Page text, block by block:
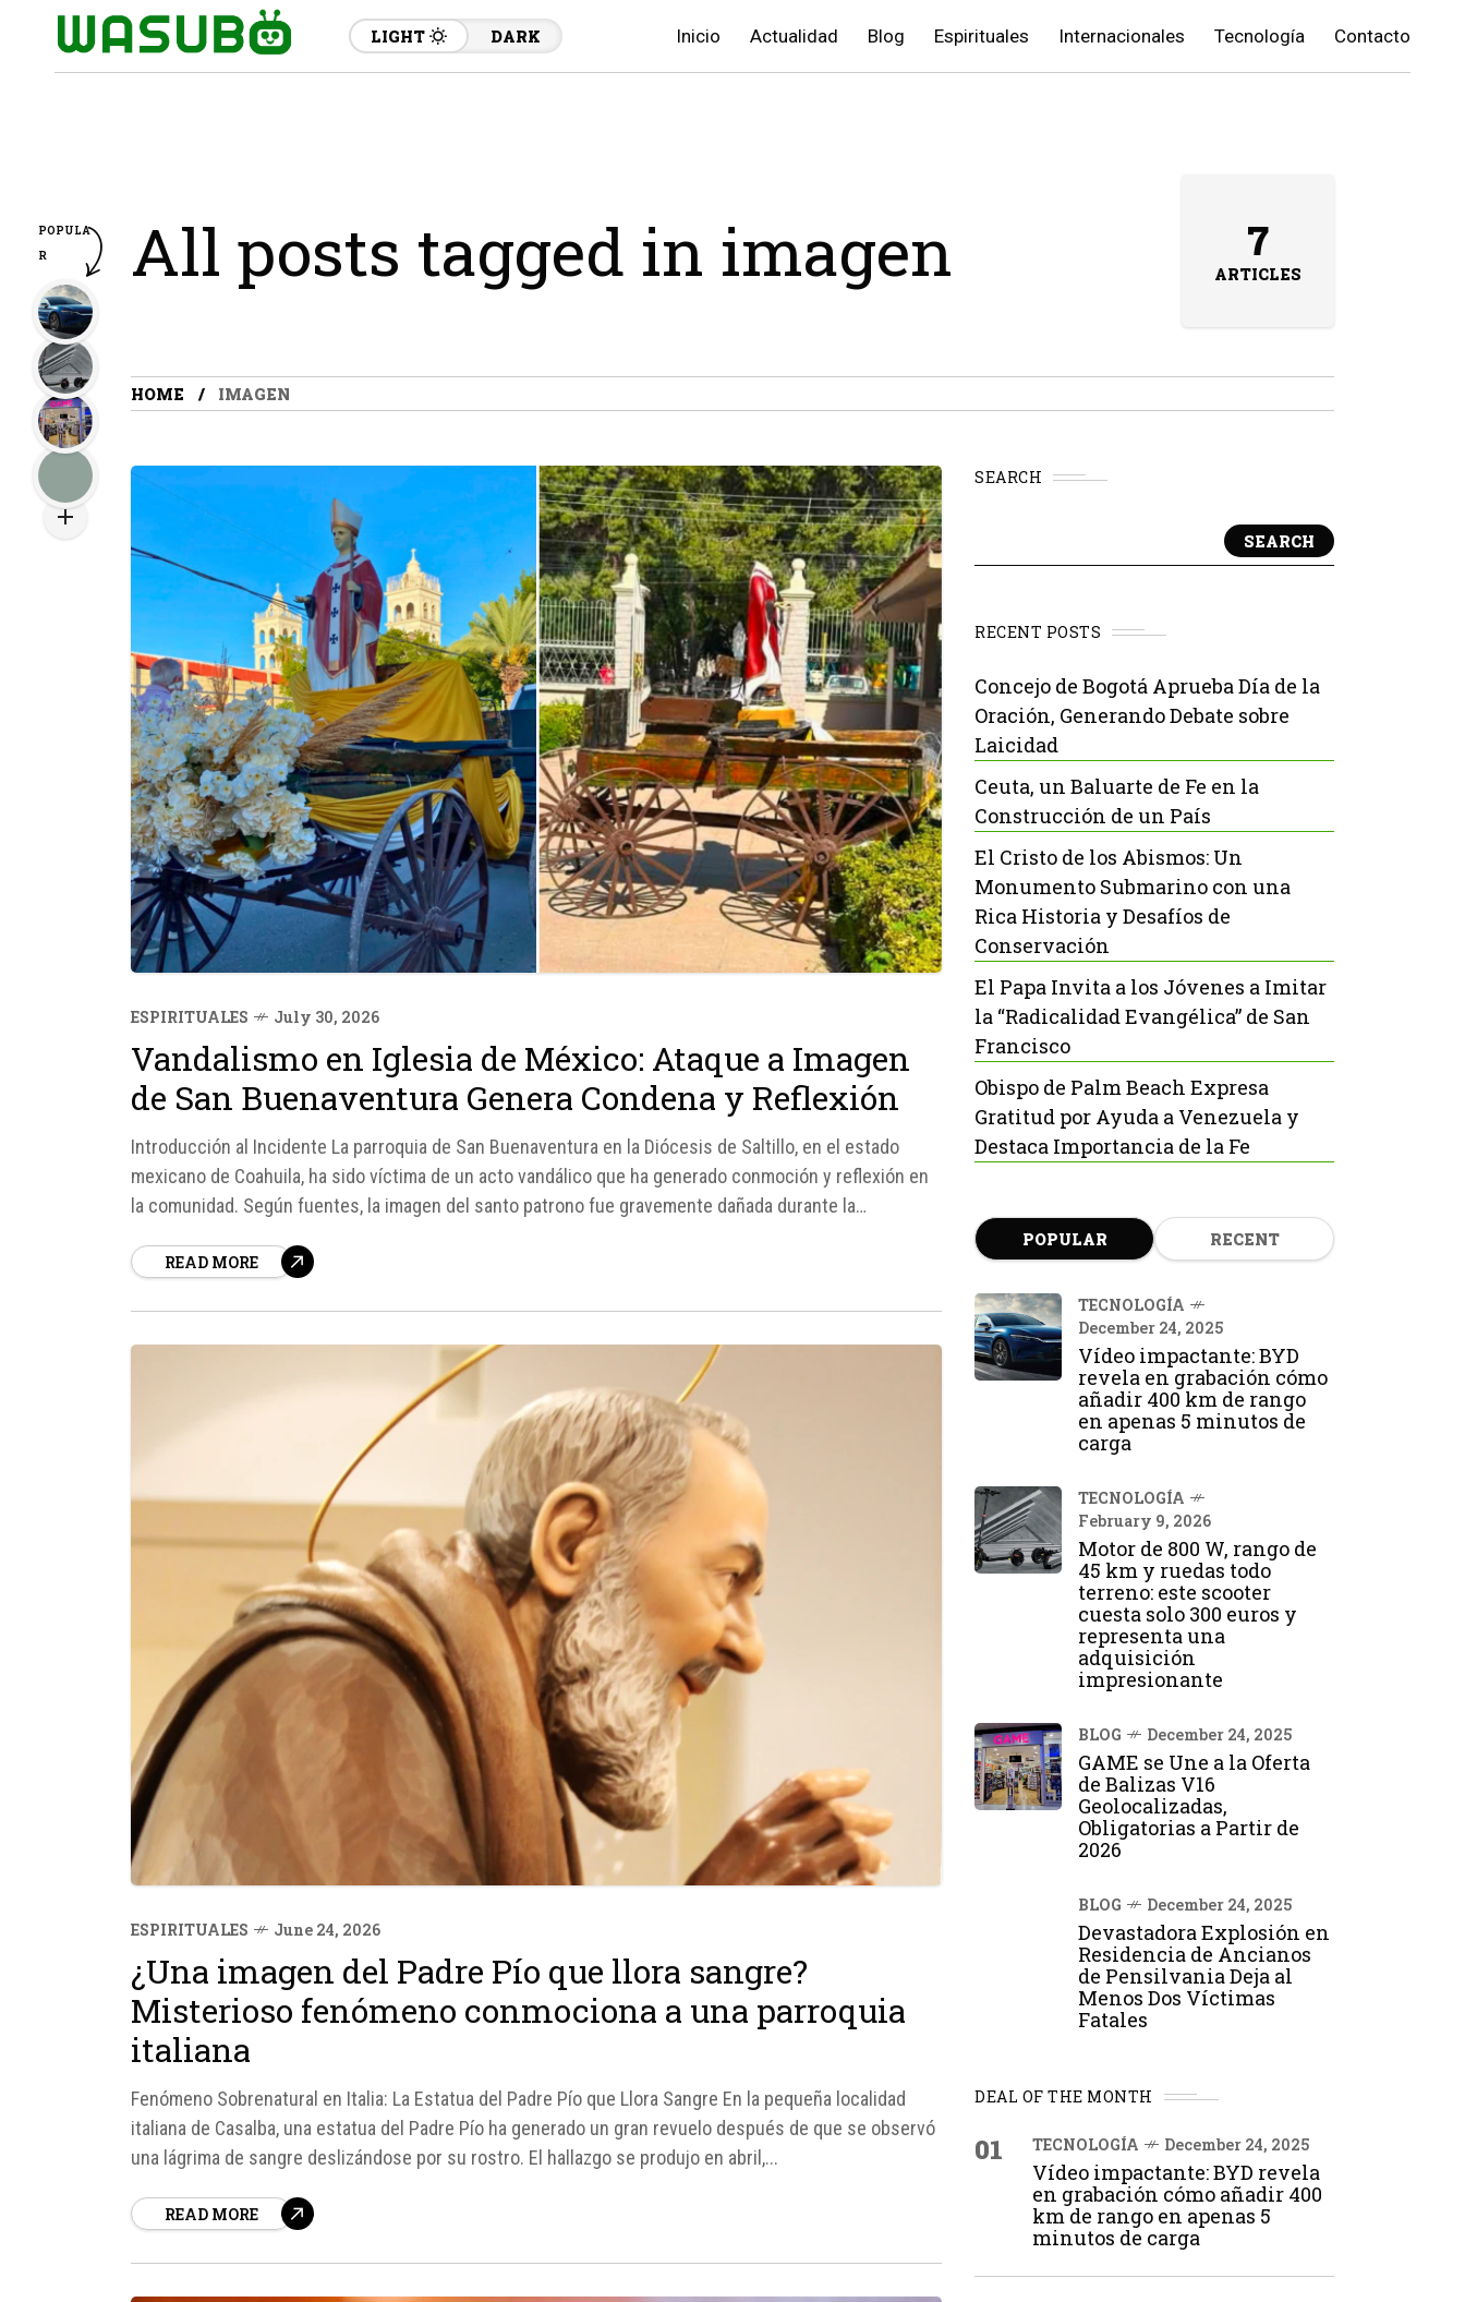
LIGHT DARK Inicio Actualidad Blog Espirituales Internacionales Tecnología Contacto
All posts tagged in imagen 7
ARTICLES
HOME IMAGEN
ESPIRITUALES July 30, 2026
Vandalismo en Iglesia de México: Ataque a Imagen
de San Buenaventura Genera Condena y Reflexión
Introducción al Incidente La parroquia de San Buenaventura en la Diócesis de Saltillo, en el estado
mexicano de Coahuila, ha sido víctima de un acto vandálico que ha generado conmoción y reflexión en
la comunidad. Según fuentes, la imagen del santo patrono fue gravemente dañada durante la
READ MORE
ESPIRITUALES June 24, 2026
¿Una imagen del Padre Pío que llora sangre?
Misterioso fenómeno conmociona a una parroquia
italiana
Fenómeno Sobrenatural en Italia: La Estatua del Padre Pío que Llora Sangre En la pequeña localidad
italiana de Casalba, una estatua del Padre Pío ha generado un gran revuelo después de que se observó
una lágrima de sangre deslizándose por su rostro. El hallazgo se produjo en abril,...
READ MORE
SEARCH
SEARCH
RECENT POSTS
Concejo de Bogotá Aprueba Día de la
Oración, Generando Debate sobre
Laicidad
Ceuta, un Baluarte de Fe en la
Construcción de un País
El Cristo de los Abismos: Un
Monumento Submarino con una
Rica Historia y Desafíos de
Conservación
El Papa Invita a los Jóvenes a Imitar
la “Radicalidad Evangélica” de San
Francisco
Obispo de Palm Beach Expresa
Gratitud por Ayuda a Venezuela y
Destaca Importancia de la Fe
POPULAR RECENT
TECNOLOGÍA
December 24, 2025
Vídeo impactante: BYD
revela en grabación cómo
añadir 400 km de rango
en apenas 5 minutos de
carga
TECNOLOGÍA
February 9, 2026
Motor de 800 W, rango de
45 km y ruedas todo
terreno: este scooter
cuesta solo 300 euros y
representa una
adquisición
impresionante
BLOG December 24, 2025
GAME se Une a la Oferta
de Balizas V16
Geolocalizadas,
Obligatorias a Partir de
2026
BLOG December 24, 2025
Devastadora Explosión en
Residencia de Ancianos
de Pensilvania Deja al
Menos Dos Víctimas
Fatales
DEAL OF THE MONTH
01 TECNOLOGÍA December 24, 2025
Vídeo impactante: BYD revela
en grabación cómo añadir 400
km de rango en apenas 5
minutos de carga
POPULA
R